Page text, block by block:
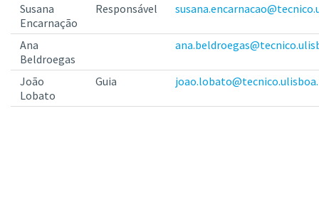
Susana
Encarnação
Responsável
Ana
Beldroegas
João
Lobato
Guia